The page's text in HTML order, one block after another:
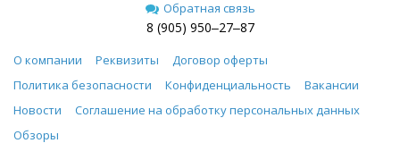
Обратная связь
8 (905) 950‒27‒87
О компании Реквизиты
Договор оферты
Политика безопасности
Конфиденциальность
Вакансии
Новости
Соглашение на обработку персональных данных
Обзоры